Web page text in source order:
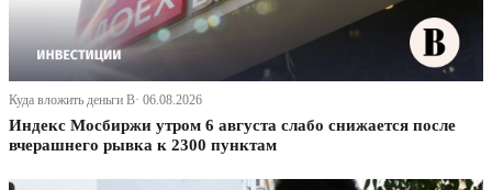
Куда вложить деньги В· 06.08.2026
Индекс Мосбиржи утром 6 августа слабо снижается после
вчерашнего рывка к 2300 пунктам